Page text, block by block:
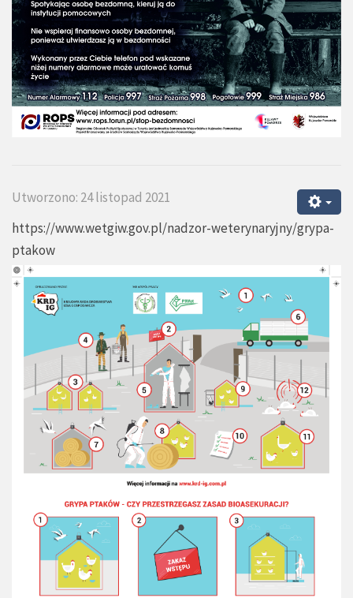
Utworzono: 24 listopad 2021
https://www.wetgiw.gov.pl/nadzor-weterynaryjny/grypa-
ptakow